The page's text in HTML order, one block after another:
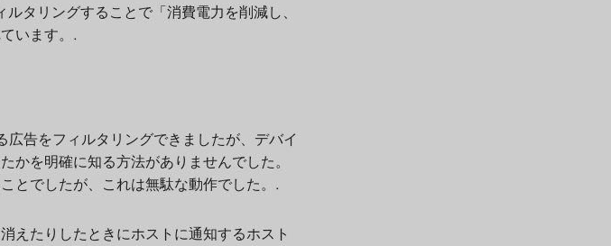
タリングすることで「消費電力を削減し、
います。.
告をフィルタリングできましたが、デバイ
かを明確に知る方法がありませんでした。
とでしたが、これは無駄な動作でした。.
えたりしたときにホストに通知するホスト